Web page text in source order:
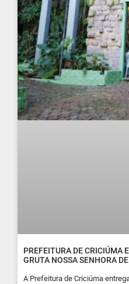
PREFEITURA DE CRICIÚMA
GRUTA NOSSA SENHORA
A Prefeitura de Criciúma